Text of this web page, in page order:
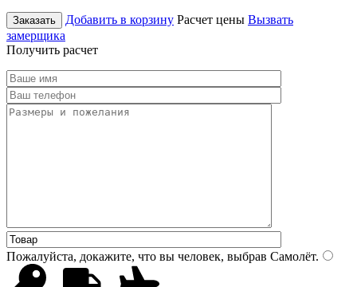
Заказать Добавить в корзину Расчет цены Вызвать
замерщика
Получить расчет
Пожалуйста, докажите, что вы человек, выбрав Самолёт.